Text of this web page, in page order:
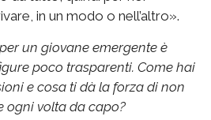
in un modo o nell’altro».
un giovane emergente è
poco trasparenti. Come hai
e cosa ti dà la forza di non
ogni volta da capo?